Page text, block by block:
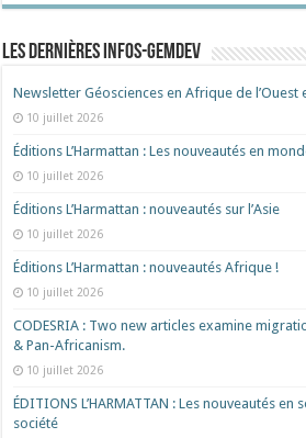
Les dernières Infos-Gemdev
Newsletter Géosciences en Afrique de l’Ouest
10 juillet 2026
Éditions L’Harmattan : Les nouveautés en
10 juillet 2026
Éditions L’Harmattan : nouveautés sur l’Asie
10 juillet 2026
Éditions L’Harmattan : nouveautés Afrique !​
10 juillet 2026
CODESRIA : Two new articles examine
& Pan-Africanism.
10 juillet 2026
ÉDITIONS L’HARMATTAN : Les nouveautés
société